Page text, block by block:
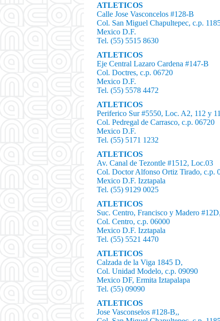
ATLETICOS
Calle Jose Vasconcelos #128-B
Col. San Miguel Chapultepec, c.p.
Mexico D.F.
Tel. (55) 5515 8630
ATLETICOS
Eje Central Lazaro Cardena #147-B
Col. Doctres, c.p. 06720
Mexico D.F.
Tel. (55) 5578 4472
ATLETICOS
Periferico Sur #5550, Loc. A2, 112 y
Col. Pedregal de Carrasco, c.p. 06720
Mexico D.F.
Tel. (55) 5171 1232
ATLETICOS
Av. Canal de Tezontle #1512, Loc.03
Col. Doctor Alfonso Ortiz Tirado, c.p.
Mexico D.F. Izztapala
Tel. (55) 9129 0025
ATLETICOS
Suc. Centro, Francisco y Madero
Col. Centro, c.p. 06000
Mexico D.F. Izztapala
Tel. (55) 5521 4470
ATLETICOS
Calzada de la Viga 1845 D,
Col. Unidad Modelo, c.p. 09090
Mexico DF, Ermita Iztapalapa
Tel. (55) 09090
ATLETICOS
Jose Vasconselos #128-B,,